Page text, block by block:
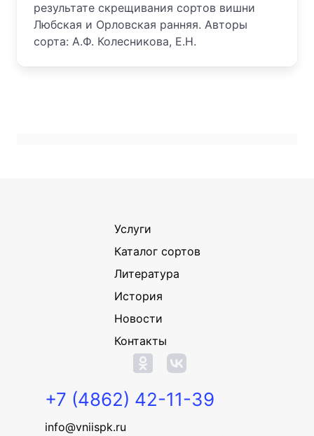
результате скрещивания сортов вишни
Любская и Орловская ранняя. Авторы
сорта: А.Ф. Колесникова, Е.Н.
Услуги
Каталог сортов
Литература
История
Новости
Контакты
+7 (4862) 42-11-39
info@vniispk.ru